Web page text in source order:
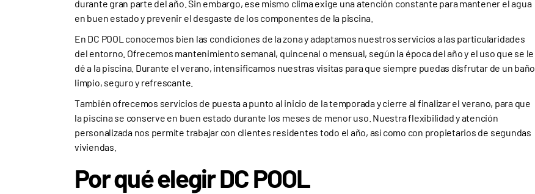
durante gran parte del año. Sin embargo, ese mismo clima exige una atención constante para mantener el agua
en buen estado y prevenir el desgaste de los componentes de la piscina.
En DC POOL conocemos bien las condiciones de la zona y adaptamos nuestros servicios a las particularidades
del entorno. Ofrecemos mantenimiento semanal, quincenal o mensual, según la época del año y el uso que se le
dé a la piscina. Durante el verano, intensificamos nuestras visitas para que siempre puedas disfrutar de un baño
limpio, seguro y refrescante.
También ofrecemos servicios de puesta a punto al inicio de la temporada y cierre al finalizar el verano, para que
la piscina se conserve en buen estado durante los meses de menor uso. Nuestra flexibilidad y atención
personalizada nos permite trabajar con clientes residentes todo el año, así como con propietarios de segundas
viviendas.
Por qué elegir DC POOL